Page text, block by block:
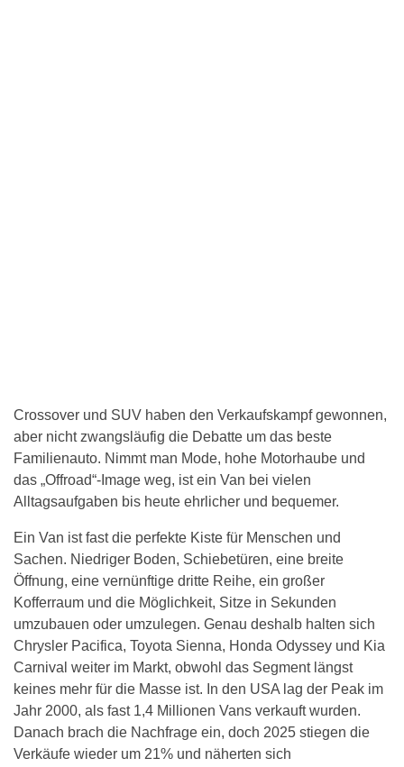
Crossover und SUV haben den Verkaufskampf gewonnen,
aber nicht zwangsläufig die Debatte um das beste
Familienauto. Nimmt man Mode, hohe Motorhaube und
das „Offroad“-Image weg, ist ein Van bei vielen
Alltagsaufgaben bis heute ehrlicher und bequemer.
Ein Van ist fast die perfekte Kiste für Menschen und
Sachen. Niedriger Boden, Schiebetüren, eine breite
Öffnung, eine vernünftige dritte Reihe, ein großer
Kofferraum und die Möglichkeit, Sitze in Sekunden
umzubauen oder umzulegen. Genau deshalb halten sich
Chrysler Pacifica, Toyota Sienna, Honda Odyssey und Kia
Carnival weiter im Markt, obwohl das Segment längst
keines mehr für die Masse ist. In den USA lag der Peak im
Jahr 2000, als fast 1,4 Millionen Vans verkauft wurden.
Danach brach die Nachfrage ein, doch 2025 stiegen die
Verkäufe wieder um 21% und näherten sich